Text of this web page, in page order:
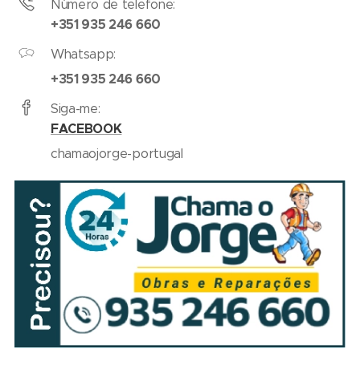
Número de telefone:
+351 935 246 660
Whatsapp:
+351 935 246 660
Siga-me:
FACEBOOK
chamaojorge-portugal